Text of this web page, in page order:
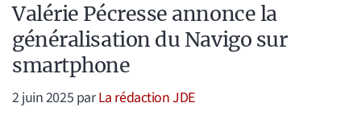
Valérie Pécresse annonce la
généralisation du Navigo sur
smartphone
2 juin 2025 parLa rédaction JDE